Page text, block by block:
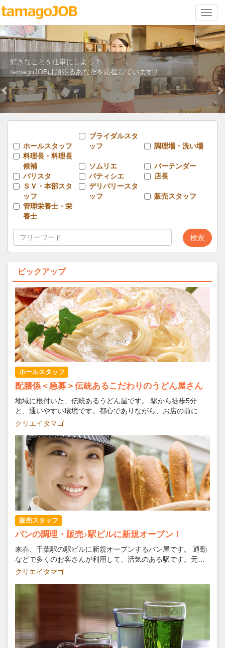
ナ
ビ
ゲ
ー
シ
ン
ことを仕事にしよう！
は頑張るあなたを応援しています！
飲
た
Previous
ホールスタッフ
ブライダルスタ
ッフ
調理場・洗い場
料理長・料理長
候補
ソムリエ
バーテンダー
バリスタ
パティシエ
店長
ＳＶ・本部スタ
ッフ
デリバリースタ
ッフ
販売スタッフ
管理栄養士・栄
養士
ピックアップ
ホールスタッフ
配膳係＜急募＞伝統あるこだわりのうどん屋さん
地域に根付いた、伝統あるうどん屋です。 駅から徒歩5分
と、通いやすい環境です。都心でありながら、お店の前には
芝生の豊かな公園があり、癒しの場となっています。 外国人
いにはこだわりのうどんが食べられます。 ホールスタッフか
ら始めて、興味があれば調理も入れます。こだわりのうどん
に誇りをもって働いてもらえると嬉しいです。
クリエイタマゴ
販売スタッフ
パンの調理・販売♪駅ビルに新規オープン！
来春、千葉駅の駅ビルに新規オープンするパン屋です。 通勤
などで多くのお客さんが利用して、活気のある駅です。元気
よく働いてくれる方を募集します。 パンのよい香りに包まれ
クリエイタマゴ